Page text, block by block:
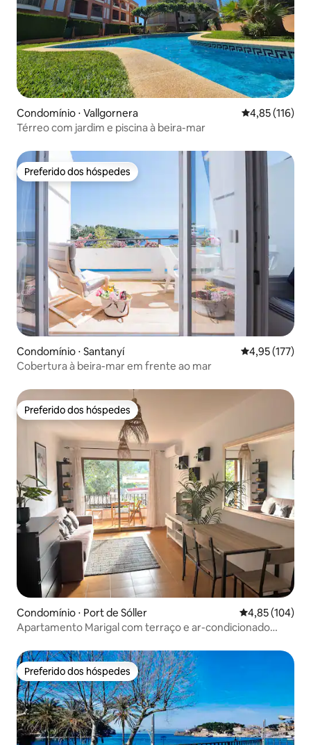
Condomínio ⋅ Vallgornera 4,85 de uma
4,85 (116)
Térreo com jardim e piscina à beira-mar
Preferido dos hóspedes
Preferido dos hóspedes
Condomínio ⋅ Santanyí 4,95 de uma
4,95 (177)
Cobertura à beira-mar em frente ao mar
Preferido dos hóspedes
Preferido dos hóspedes
Condomínio ⋅ Port de Sóller 4,85 de uma
4,85 (104)
Apartamento Marigal com terraço e ar-condicionado
Preferido dos hóspedes
Preferido dos hóspedes